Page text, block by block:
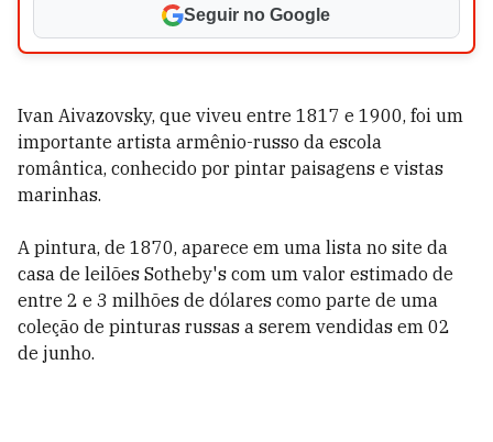
Seguir no Google
Ivan Aivazovsky, que viveu entre 1817 e 1900, foi um
importante artista armênio-russo da escola
romântica, conhecido por pintar paisagens e vistas
marinhas.
A pintura, de 1870, aparece em uma lista no site da
casa de leilões Sotheby's com um valor estimado de
entre 2 e 3 milhões de dólares como parte de uma
coleção de pinturas russas a serem vendidas em 02
de junho.